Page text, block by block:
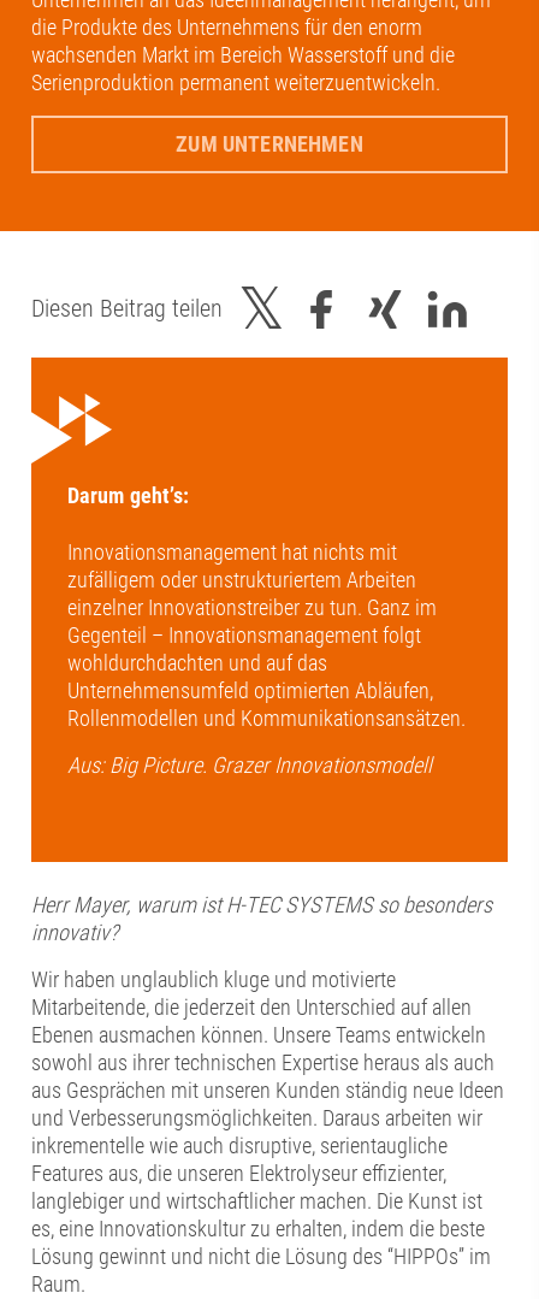
die Produkte des Unternehmens für den enorm
wachsenden Markt im Bereich Wasserstoff und die
Serienproduktion permanent weiterzuentwickeln.
ZUM UNTERNEHMEN
Diesen Beitrag teilen
Darum geht’s:
Innovationsmanagement hat nichts mit
zufälligem oder unstrukturiertem Arbeiten
einzelner Innovationstreiber zu tun. Ganz im
Gegenteil – Innovationsmanagement folgt
wohldurchdachten und auf das
Unternehmensumfeld optimierten Abläufen,
Rollenmodellen und Kommunikationsansätzen.
Aus: Big Picture. Grazer Innovationsmodell
Herr Mayer, warum ist H-TEC SYSTEMS so besonders
innovativ?
Wir haben unglaublich kluge und motivierte
Mitarbeitende, die jederzeit den Unterschied auf allen
Ebenen ausmachen können. Unsere Teams entwickeln
sowohl aus ihrer technischen Expertise heraus als auch
aus Gesprächen mit unseren Kunden ständig neue Ideen
und Verbesserungsmöglichkeiten. Daraus arbeiten wir
inkrementelle wie auch disruptive, serientaugliche
Features aus, die unseren Elektrolyseur effizienter,
langlebiger und wirtschaftlicher machen. Die Kunst ist
es, eine Innovationskultur zu erhalten, indem die beste
Lösung gewinnt und nicht die Lösung des “HIPPOs” im
Raum.